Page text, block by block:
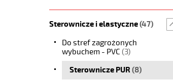
Sterownicze i elastyczne(47)
Do stref zagrożonych
wybuchem - PVC (3)
Sterownicze PUR (8)